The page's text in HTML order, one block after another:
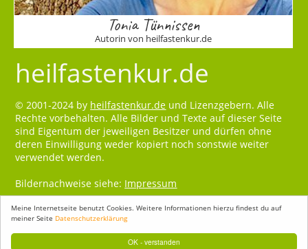
OK - verstanden
Meine Internetseite benutzt Cookies. Weitere Informationen hierzu findest du auf
meiner Seite Datenschutzerklärung
Tonia Tünnissen
Autorin von heilfastenkur.de
heilfastenkur.de
© 2001-2024 by heilfastenkur.de und Lizenzgebern. Alle
Rechte vorbehalten. Alle Bilder und Texte auf dieser Seite
sind Eigentum der jeweiligen Besitzer und dürfen ohne
deren Einwilligung weder kopiert noch sonstwie weiter
verwendet werden.
Bildernachweise siehe: Impressum